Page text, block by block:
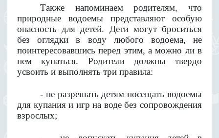
Также напоминаем родителям, что
природные водоемы представляют особую
опасность для детей. Дети могут броситься
без оглядки в воду любого водоема, не
поинтересовавшись перед этим, а можно ли в
нем купаться. Родители должны твердо
усвоить и выполнять три правила:
- не разрешать детям посещать водоемы
для купания и игр на воде без сопровождения
взрослых;